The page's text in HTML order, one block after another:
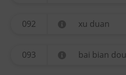
092 xu duan
093 bai bian dou